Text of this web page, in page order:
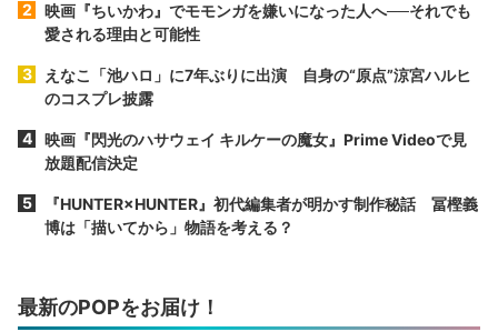
映画『ちいかわ』でモモンガを嫌いになった人へ──それでも
愛される理由と可能性
えなこ「池ハロ」に7年ぶりに出演 自身の“原点”涼宮ハルヒ
のコスプレ披露
映画『閃光のハサウェイ キルケーの魔女』Prime Videoで見
放題配信決定
『HUNTER×HUNTER』初代編集者が明かす制作秘話 冨樫義
博は「描いてから」物語を考える？
最新のPOPをお届け！